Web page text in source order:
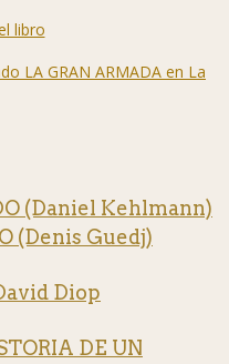
LA GRAN ARMADA en La
(Daniel Kehlmann)
(Denis Guedj)
Diop
DE UN